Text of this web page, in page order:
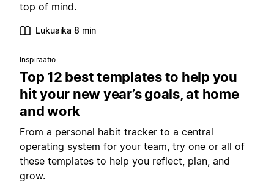
top of mind.
Lukuaika 8 min
Inspiraatio
Top 12 best templates to help you
hit your new year’s goals, at home
and work
From a personal habit tracker to a central
operating system for your team, try one or all of
these templates to help you reflect, plan, and
grow.